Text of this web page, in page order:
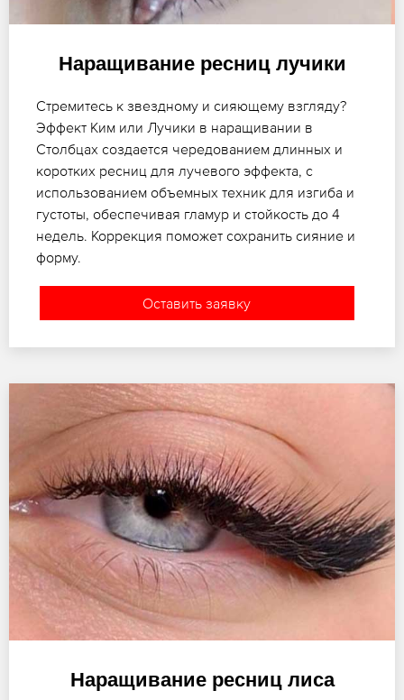
Наращивание ресниц лучики
Стремитесь к звездному и сияющему взгляду?
Эффект Ким или Лучики в наращивании в
Столбцах создается чередованием длинных и
коротких ресниц для лучевого эффекта, с
использованием объемных техник для изгиба и
густоты, обеспечивая гламур и стойкость до 4
недель. Коррекция поможет сохранить сияние и
форму.
Оставить заявку
Наращивание ресниц лиса